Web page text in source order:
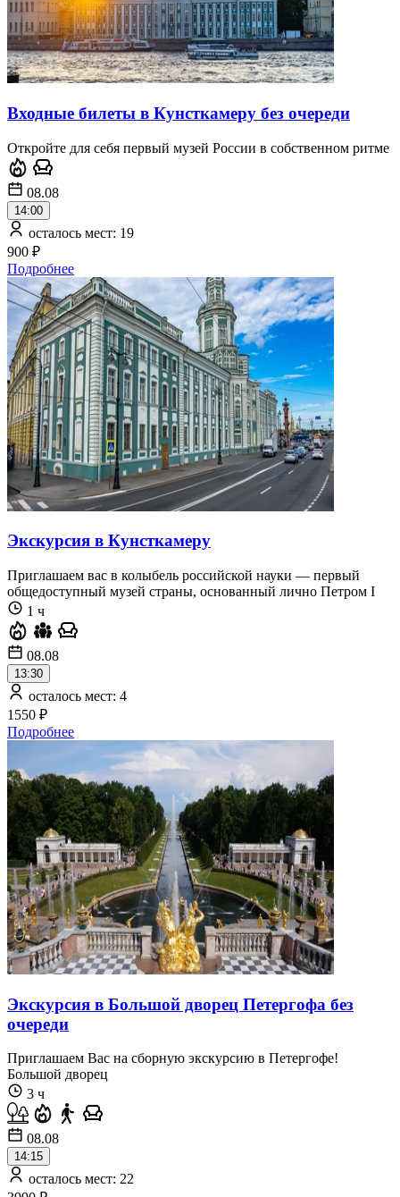
Входные билеты в Кунсткамеру без очереди
Откройте для себя первый музей России в собственном ритме
08.08
14:00
осталось мест: 19
900 ₽
Подробнее
Экскурсия в Кунсткамеру
Приглашаем вас в колыбель российской науки — первый
общедоступный музей страны, основанный лично Петром I
1 ч
08.08
13:30
осталось мест: 4
1550 ₽
Подробнее
Экскурсия в Большой дворец Петергофа без
очереди
Приглашаем Вас на сборную экскурсию в Петергофе!
Большой дворец
3 ч
08.08
14:15
осталось мест: 22